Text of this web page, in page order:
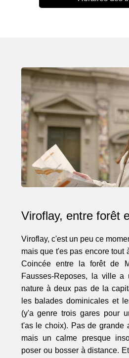
Viroflay, entre forêt
Viroflay, c'est un peu ce
mais que t'es pas encore tout
Coincée entre la forêt de
Fausses-Reposes, la ville
nature à deux pas de la
les balades dominicales et
(y'a genre trois gares pour
t'as le choix). Pas de grande
mais un calme presque
poser ou bosser à distance.